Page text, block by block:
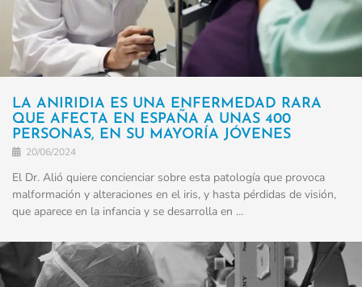
LA ANIRIDIA ES UNA ENFERMEDAD RARA
QUE AFECTA EN ESPAÑA A UNAS 400
PERSONAS, EN SU MAYORÍA JÓVENES
20/06/2024
El Dr. Alió quiere concienciar sobre esta patología que provoca
malformación y alteraciones en el iris, y hasta pérdidas de visión,
que aparece en la infancia y se desarrolla en …